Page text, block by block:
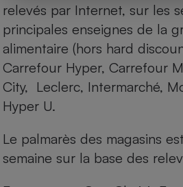
relevés par Internet, sur les
principales enseignes de la
alimentaire (hors hard
Carrefour Hyper, Carrefour
City, Leclerc, Intermarché,
Hyper U.
Le palmarès des magasins
semaine sur la base des